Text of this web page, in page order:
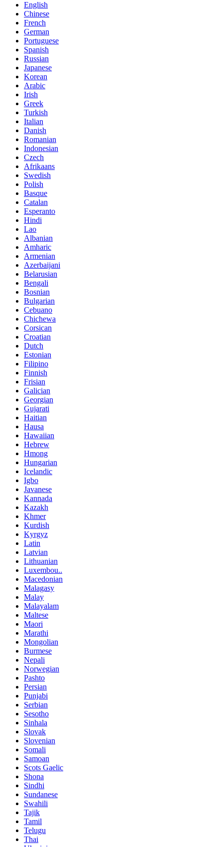
English
Chinese
French
German
Portuguese
Spanish
Russian
Japanese
Korean
Arabic
Irish
Greek
Turkish
Italian
Danish
Romanian
Indonesian
Czech
Afrikaans
Swedish
Polish
Basque
Catalan
Esperanto
Hindi
Lao
Albanian
Amharic
Armenian
Azerbaijani
Belarusian
Bengali
Bosnian
Bulgarian
Cebuano
Chichewa
Corsican
Croatian
Dutch
Estonian
Filipino
Finnish
Frisian
Galician
Georgian
Gujarati
Haitian
Hausa
Hawaiian
Hebrew
Hmong
Hungarian
Icelandic
Igbo
Javanese
Kannada
Kazakh
Khmer
Kurdish
Kyrgyz
Latin
Latvian
Lithuanian
Luxembou..
Macedonian
Malagasy
Malay
Malayalam
Maltese
Maori
Marathi
Mongolian
Burmese
Nepali
Norwegian
Pashto
Persian
Punjabi
Serbian
Sesotho
Sinhala
Slovak
Slovenian
Somali
Samoan
Scots Gaelic
Shona
Sindhi
Sundanese
Swahili
Tajik
Tamil
Telugu
Thai